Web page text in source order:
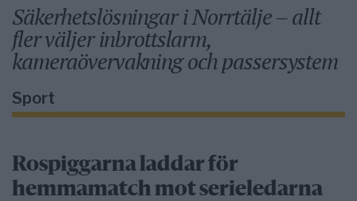
Säkerhetslösningar i Norrtälje – allt
fler väljer inbrottslarm,
kameraövervakning och passersystem
Sport
Rospiggarna laddar för
hemmamatch mot serieledarna